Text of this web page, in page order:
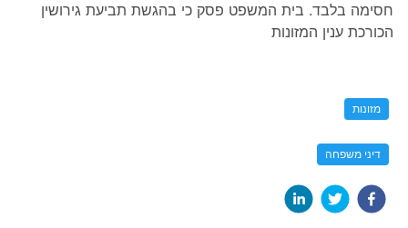
חסימה בלבד. בית המשפט פסק כי בהגשת תביעת גירושין
הכורכת ענין המזונות
מזונות
דיני משפחה